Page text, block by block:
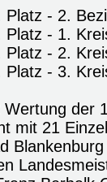
Platz - 2.
Platz - 1.
Platz - 2.
- 3.
Wertung der
mit 21